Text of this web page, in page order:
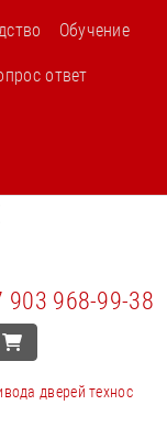
Обучение
ответ
903 968-99-38
дверей технос